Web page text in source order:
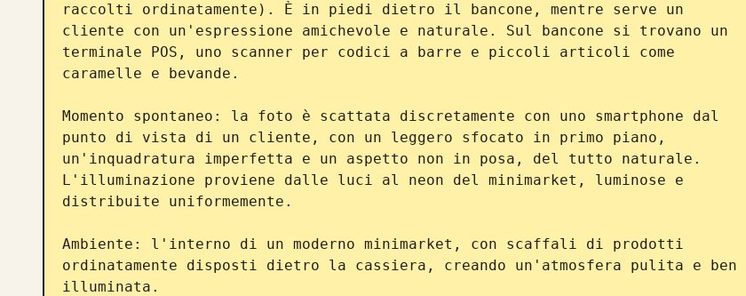
raccolti ordinatamente). È in piedi dietro il bancone, mentre serve un
cliente con un'espressione amichevole e naturale. Sul bancone si trovano un
terminale POS, uno scanner per codici a barre e piccoli articoli come
caramelle e bevande.
Momento spontaneo: la foto è scattata discretamente con uno smartphone dal
punto di vista di un cliente, con un leggero sfocato in primo piano,
un'inquadratura imperfetta e un aspetto non in posa, del tutto naturale.
L'illuminazione proviene dalle luci al neon del minimarket, luminose e
distribuite uniformemente.
Ambiente: l'interno di un moderno minimarket, con scaffali di prodotti
ordinatamente disposti dietro la cassiera, creando un'atmosfera pulita e ben
illuminata.